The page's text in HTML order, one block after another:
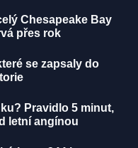
Chesapeake Bay
přes rok
se zapsaly do
Pravidlo 5 minut,
letní angínou